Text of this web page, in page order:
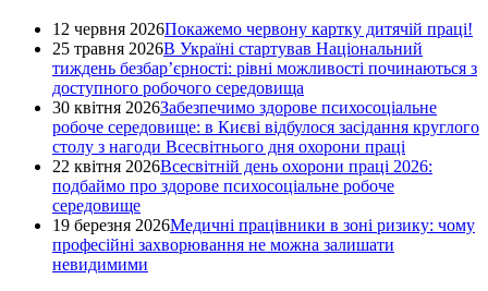
12 червня 2026Покажемо червону картку дитячій праці!
25 травня 2026В Україні стартував Національний
тиждень безбар’єрності: рівні можливості починаються з
доступного робочого середовища
30 квітня 2026Забезпечимо здорове психосоціальне
робоче середовище: в Києві відбулося засідання круглого
столу з нагоди Всесвітнього дня охорони праці
22 квітня 2026Всесвітній день охорони праці 2026:
подбаймо про здорове психосоціальне робоче
середовище
19 березня 2026Медичні працівники в зоні ризику: чому
професійні захворювання не можна залишати
невидимими